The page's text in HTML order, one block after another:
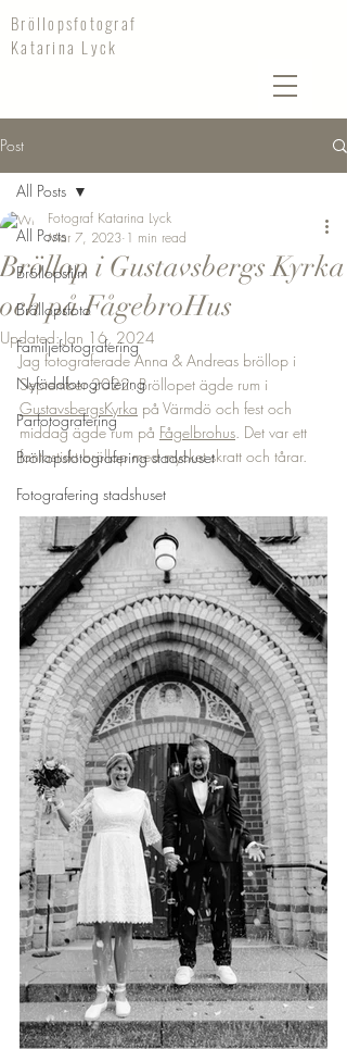
Bröllopsfotograf
Katarina Lyck
Post
All Posts
Bröllopsfilm
Bröllopsfoto
Familjefotografering
Nyföddfotografering
Parfotografering
Bröllopsfotografering stadshuset
Fotografering stadshuset
All Posts
Bröllop i Gustavsbergs Kyrka
och på FågebroHus
Fotograf Katarina Lyck
Mar 7, 2023 1 min read
Updated:Jan 16, 2024
Jag fotograferade Anna & Andreas bröllop i
September 2022. Bröllopet ägde rum i
GustavsbergsKyrka på Värmdö och fest och
middag ägde rum på Fågelbrohus. Det var ett
fantastiskt bröllop med mycket skratt och tårar.